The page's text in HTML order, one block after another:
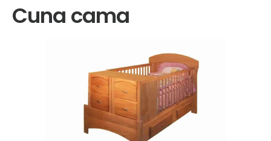
Cuna cama